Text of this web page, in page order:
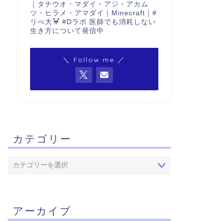
｜タチウオ・マダイ・アジ・アカム
ツ・ヒラメ・アマダイ｜Minecraft｜#
リべ大
#Dラボ 医師でも消耗しない
生き方について発信中
＼ Follow me ／
カテゴリー
アーカイブ